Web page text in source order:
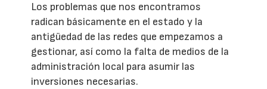
Los problemas que nos encontramos
radican básicamente en el estado y la
antigüedad de las redes que empezamos a
gestionar, así como la falta de medios de la
administración local para asumir las
inversiones necesarias.